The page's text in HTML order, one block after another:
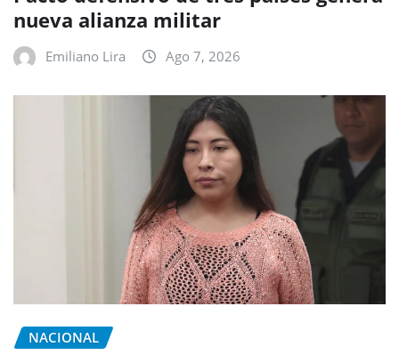
nueva alianza militar
Emiliano Lira Ago 7, 2026
NACIONAL